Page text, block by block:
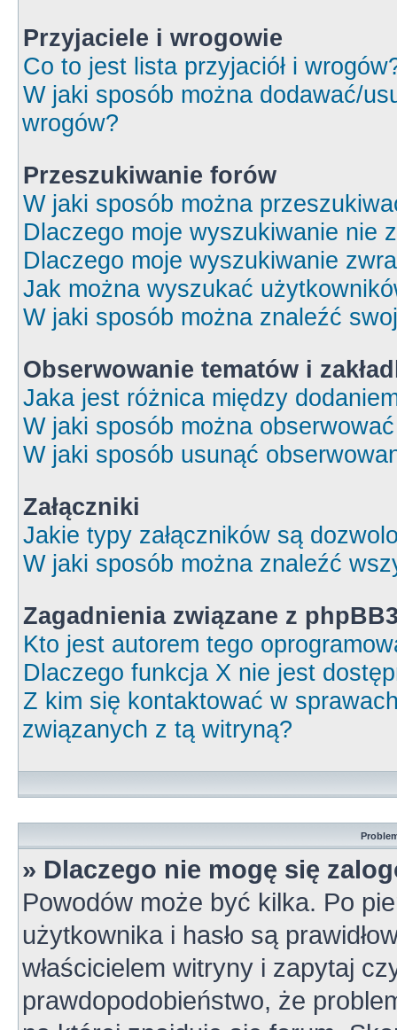
Przyjaciele i wrogowie
Co to jest lista przyjaciół i
W jaki sposób można dodawać/
wrogów?
Przeszukiwanie forów
W jaki sposób można
Dlaczego moje wyszukiwanie nie
Dlaczego moje wyszukiwanie
Jak można wyszukać
W jaki sposób można znaleźć
Obserwowanie tematów i
Jaka jest różnica między
W jaki sposób można
W jaki sposób usunąć
Załączniki
Jakie typy załączników są
W jaki sposób można znaleźć
Zagadnienia związane z
Kto jest autorem tego
Dlaczego funkcja X nie jest
Z kim się kontaktować w
związanych z tą witryną?
» Dlaczego nie mogę się
Powodów może być kilka. Po
użytkownika i hasło są
właścicielem witryny i zapytaj
prawdopodobieństwo, że